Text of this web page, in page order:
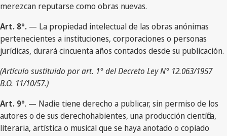
merezcan reputarse como obras nuevas.
Art. 8°. — La propiedad intelectual de las obras anónimas
pertenecientes a instituciones, corporaciones o personas
jurídicas, durará cincuenta años contados desde su publicación.
(Artículo sustituido por art. 1° del Decreto Ley N° 12.063/1957
B.O. 11/10/57.)
Art. 9°. — Nadie tiene derecho a publicar, sin permiso de los
autores o de sus derechohabientes, una producción científica,
literaria, artística o musical que se haya anotado o copiado